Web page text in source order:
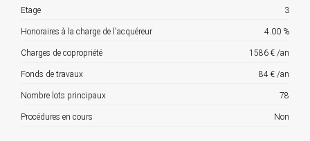
Etage 3
Honoraires à la charge de l'acquéreur 4.00 %
Charges de copropriété 1586 € /an
Fonds de travaux 84 € /an
Nombre lots principaux 78
Procédures en cours Non